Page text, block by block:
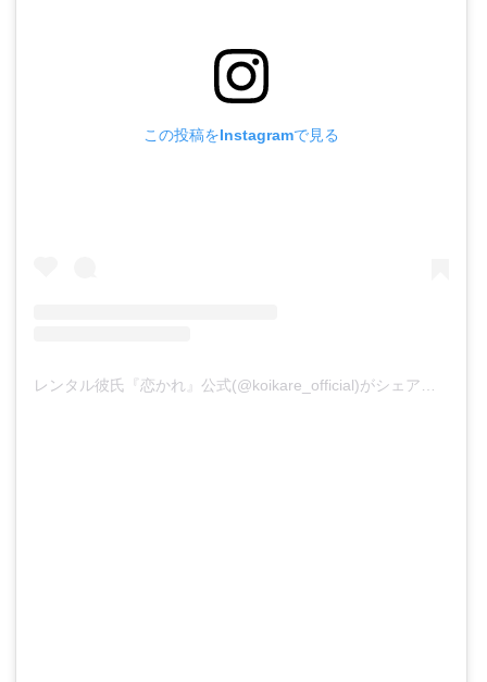
この投稿をInstagramで見る
レンタル彼氏『恋かれ』公式(@koikare_official)がシェアした投稿